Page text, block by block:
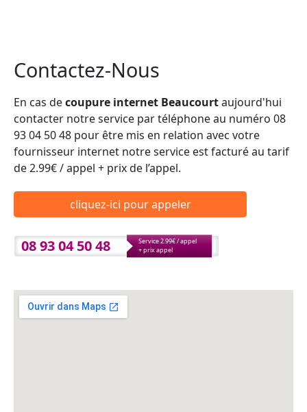
Contactez-Nous
En cas decoupure internet Beaucourtaujourd'hui
contacter notre service par téléphone au numéro 08
93 04 50 48 pour être mis en relation avec votre
fournisseur internet notre service est facturé au tarif
de 2.99€ / appel + prix de l’appel.
cliquez-ici pour appeler
08 93 04 50 48
Service 2.99€ / appel
+ prix appel